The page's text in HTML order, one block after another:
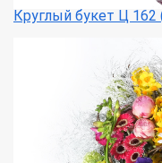
Круглый букет Ц